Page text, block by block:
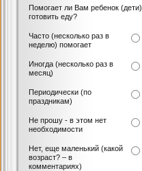
Помогает ли Вам ребенок (дети)
готовить еду?
Часто (несколько раз в
неделю) помогает
Иногда (несколько раз в
месяц)
Периодически (по
праздникам)
Не прошу - в этом нет
необходимости
Нет, еще маленький (какой
возраст? – в
комментариях)